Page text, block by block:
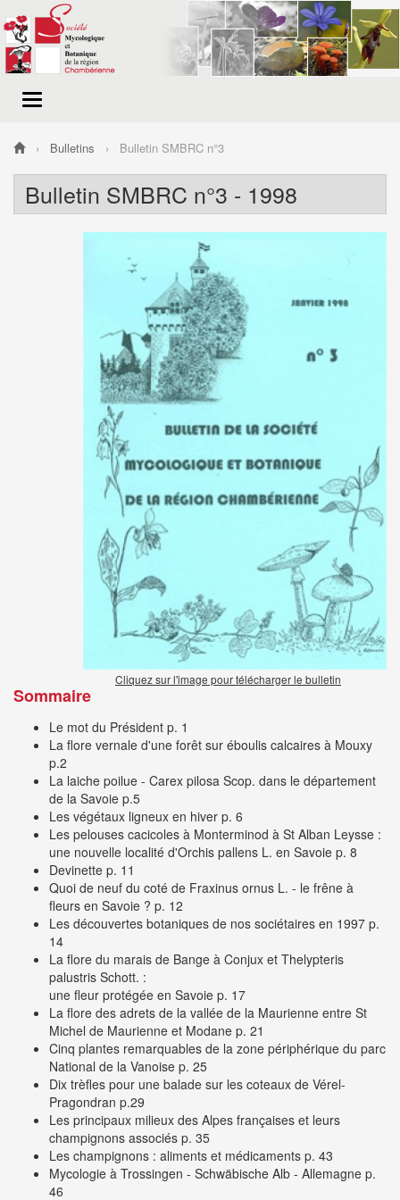
Menu
Bulletins Bulletin SMBRC n°3
Bulletin SMBRC n°3 - 1998
Cliquez sur l'image pour télécharger le bulletin
Sommaire
Le mot du Président p. 1
La flore vernale d'une forêt sur éboulis calcaires à Mouxy
p.2
La laiche poilue - Carex pilosa Scop. dans le département
de la Savoie p.5
Les végétaux ligneux en hiver p. 6
Les pelouses cacicoles à Monterminod à St Alban Leysse :
une nouvelle localité d'Orchis pallens L. en Savoie p. 8
Devinette p. 11
Quoi de neuf du coté de Fraxinus ornus L. - le frêne à
fleurs en Savoie ? p. 12
Les découvertes botaniques de nos sociétaires en 1997 p.
14
La flore du marais de Bange à Conjux et Thelypteris
palustris Schott. :
une fleur protégée en Savoie p. 17
La flore des adrets de la vallée de la Maurienne entre St
Michel de Maurienne et Modane p. 21
Cinq plantes remarquables de la zone périphérique du parc
National de la Vanoise p. 25
Dix trèfles pour une balade sur les coteaux de Vérel-
Pragondran p.29
Les principaux milieux des Alpes françaises et leurs
champignons associés p. 35
Les champignons : aliments et médicaments p. 43
Mycologie à Trossingen - Schwäbische Alb - Allemagne p.
46